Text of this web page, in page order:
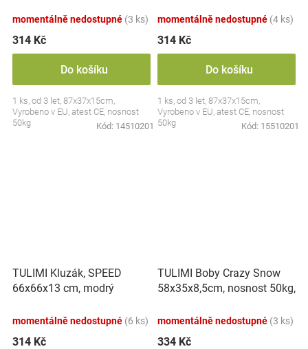
momentálně nedostupné (3 ks)
314 Kč
Do košíku
1 ks, od 3 let, 87x37x15cm,
Vyrobeno v EU, atest CE, nosnost
50kg
Kód: 14510201
momentálně nedostupné (4 ks)
314 Kč
Do košíku
1 ks, od 3 let, 87x37x15cm,
Vyrobeno v EU, atest CE, nosnost
50kg
Kód: 15510201
TULIMI Kluzák, SPEED
66x66x13 cm, modrý
momentálně nedostupné (6 ks)
314 Kč
TULIMI Boby Crazy Snow
58x35x8,5cm, nosnost 50kg,
momentálně nedostupné (3 ks)
334 Kč